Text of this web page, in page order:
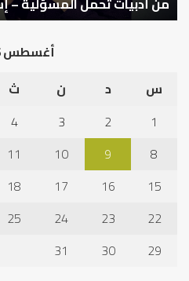
أغسطس 2026
س
د ن ث
1
2
3
4
8
9
10
11
15
16
17
18
22
23
24
25
29
30
31